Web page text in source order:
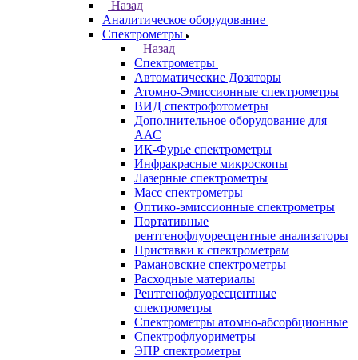
Назад
Города
Казань
Санкт-Петербург
Аналитическое оборудование
Назад
Аналитическое оборудование
Спектрометры
Назад
Спектрометры
Автоматические Дозаторы
Атомно-Эмиссионные спектрометры
ВИД спектрофотометры
Дополнительное оборудование для
ААС
ИК-Фурье спектрометры
Инфракрасные микроскопы
Лазерные спектрометры